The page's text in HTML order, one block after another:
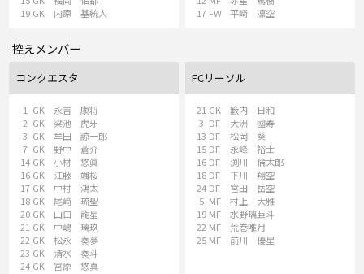
19 GK 内原 基統人
17 FW 平﨑 凛空
控えメンバー
コンクエスタ
1 GK
永吉 康将
2 GK
梁池 虎牙
3 GK
牟田 諒一郎
7 GK
野中 蒼介
14 GK
小材 悠眞
16 GK
江藤 颯桜
17 GK
中村 鴻太
18 GK
尾﨑 琉聖
20 GK
山口 龍星
21 GK
中嶋 璃玖
22 GK
松永 奏夢
23 GK
清水 奏斗
24 GK 宮原 悠真
FCリーソル
21 GK
籔内 日和
3 DF
大洲 國寿
13 DF
松岡 葵
15 DF
永峰 裕士
16 DF
渕川 倫太郎
18 DF
下川 翔空
24 DF
宮田 岳空
5 MF
村上 大雅
19 MF
水野璃亜斗
22 MF
荒巻唯月
25 MF 前川 優星